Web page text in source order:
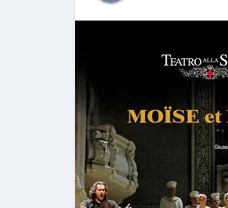
【
イタ
Lake
【
【